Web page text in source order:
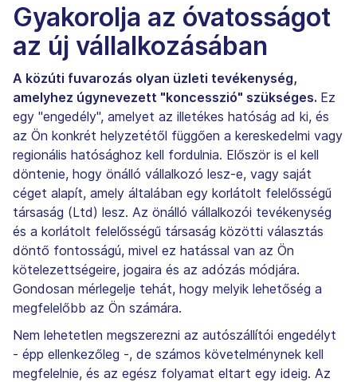
Gyakorolja az óvatosságot
az új vállalkozásában
A közúti fuvarozás olyan üzleti tevékenység,
amelyhez úgynevezett "koncesszió" szükséges. Ez
egy "engedély", amelyet az illetékes hatóság ad ki, és
az Ön konkrét helyzetétől függően a kereskedelmi vagy
regionális hatósághoz kell fordulnia. Először is el kell
döntenie, hogy önálló vállalkozó lesz-e, vagy saját
céget alapít, amely általában egy korlátolt felelősségű
társaság (Ltd) lesz. Az önálló vállalkozói tevékenység
és a korlátolt felelősségű társaság közötti választás
döntő fontosságú, mivel ez hatással van az Ön
kötelezettségeire, jogaira és az adózás módjára.
Gondosan mérlegelje tehát, hogy melyik lehetőség a
megfelelőbb az Ön számára.
Nem lehetetlen megszerezni az autószállítói engedélyt
- épp ellenkezőleg -, de számos követelménynek kell
megfelelnie, és az egész folyamat eltart egy ideig. Az